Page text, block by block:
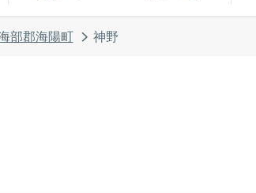
部郡海陽町 神野